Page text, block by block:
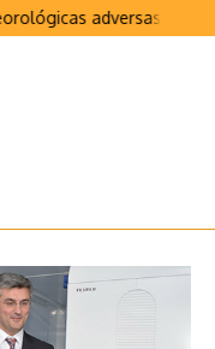
adversas que